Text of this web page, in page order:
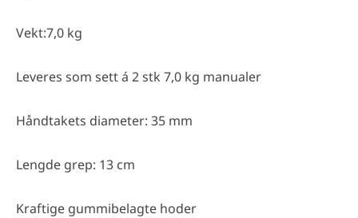
Vekt:7,0 kg
Leveres som sett á 2 stk 7,0 kg manualer
Håndtakets diameter: 35 mm
Lengde grep: 13 cm
Kraftige gummibelagte hoder